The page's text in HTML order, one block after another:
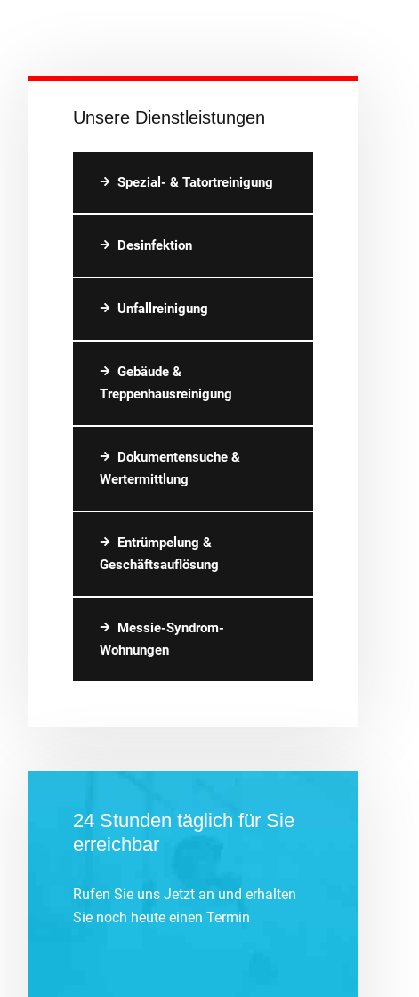
Unsere Dienstleistungen
Spezial- & Tatortreinigung
Desinfektion
Unfallreinigung
Gebäude &
Treppenhausreinigung
Dokumentensuche &
Wertermittlung
Entrümpelung &
Geschäftsauflösung
Messie-Syndrom-
Wohnungen
24 Stunden täglich für Sie
erreichbar
Rufen Sie uns Jetzt an und erhalten
Sie noch heute einen Termin